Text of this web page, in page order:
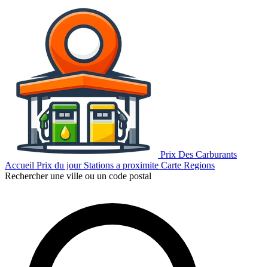
Prix Des Carburants
Accueil Prix du jour Stations a proximite Carte Regions
Rechercher une ville ou un code postal